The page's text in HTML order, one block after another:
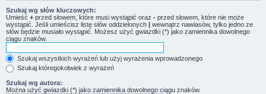
Szukaj wg słów kluczowych:
Umieść + przed słowem, które musi wystąpić oraz - przed słowem, które nie może
wystąpić. Jeśli umieścisz listę słów oddzielonych | wewnątrz nawiasów, tylko jedno ze
słów będzie musiało wystąpić. Możesz użyć gwiazdki (*) jako zamiennika dowolnego
ciągu znaków.
Szukaj wszystkich wyrażeń lub użyj wyrażenia wprowadzonego
Szukaj któregokolwiek z wyrażeń
Szukaj wg autora:
Można użyć gwiazdki (*) jako zamiennika dowolnego ciągu znaków.